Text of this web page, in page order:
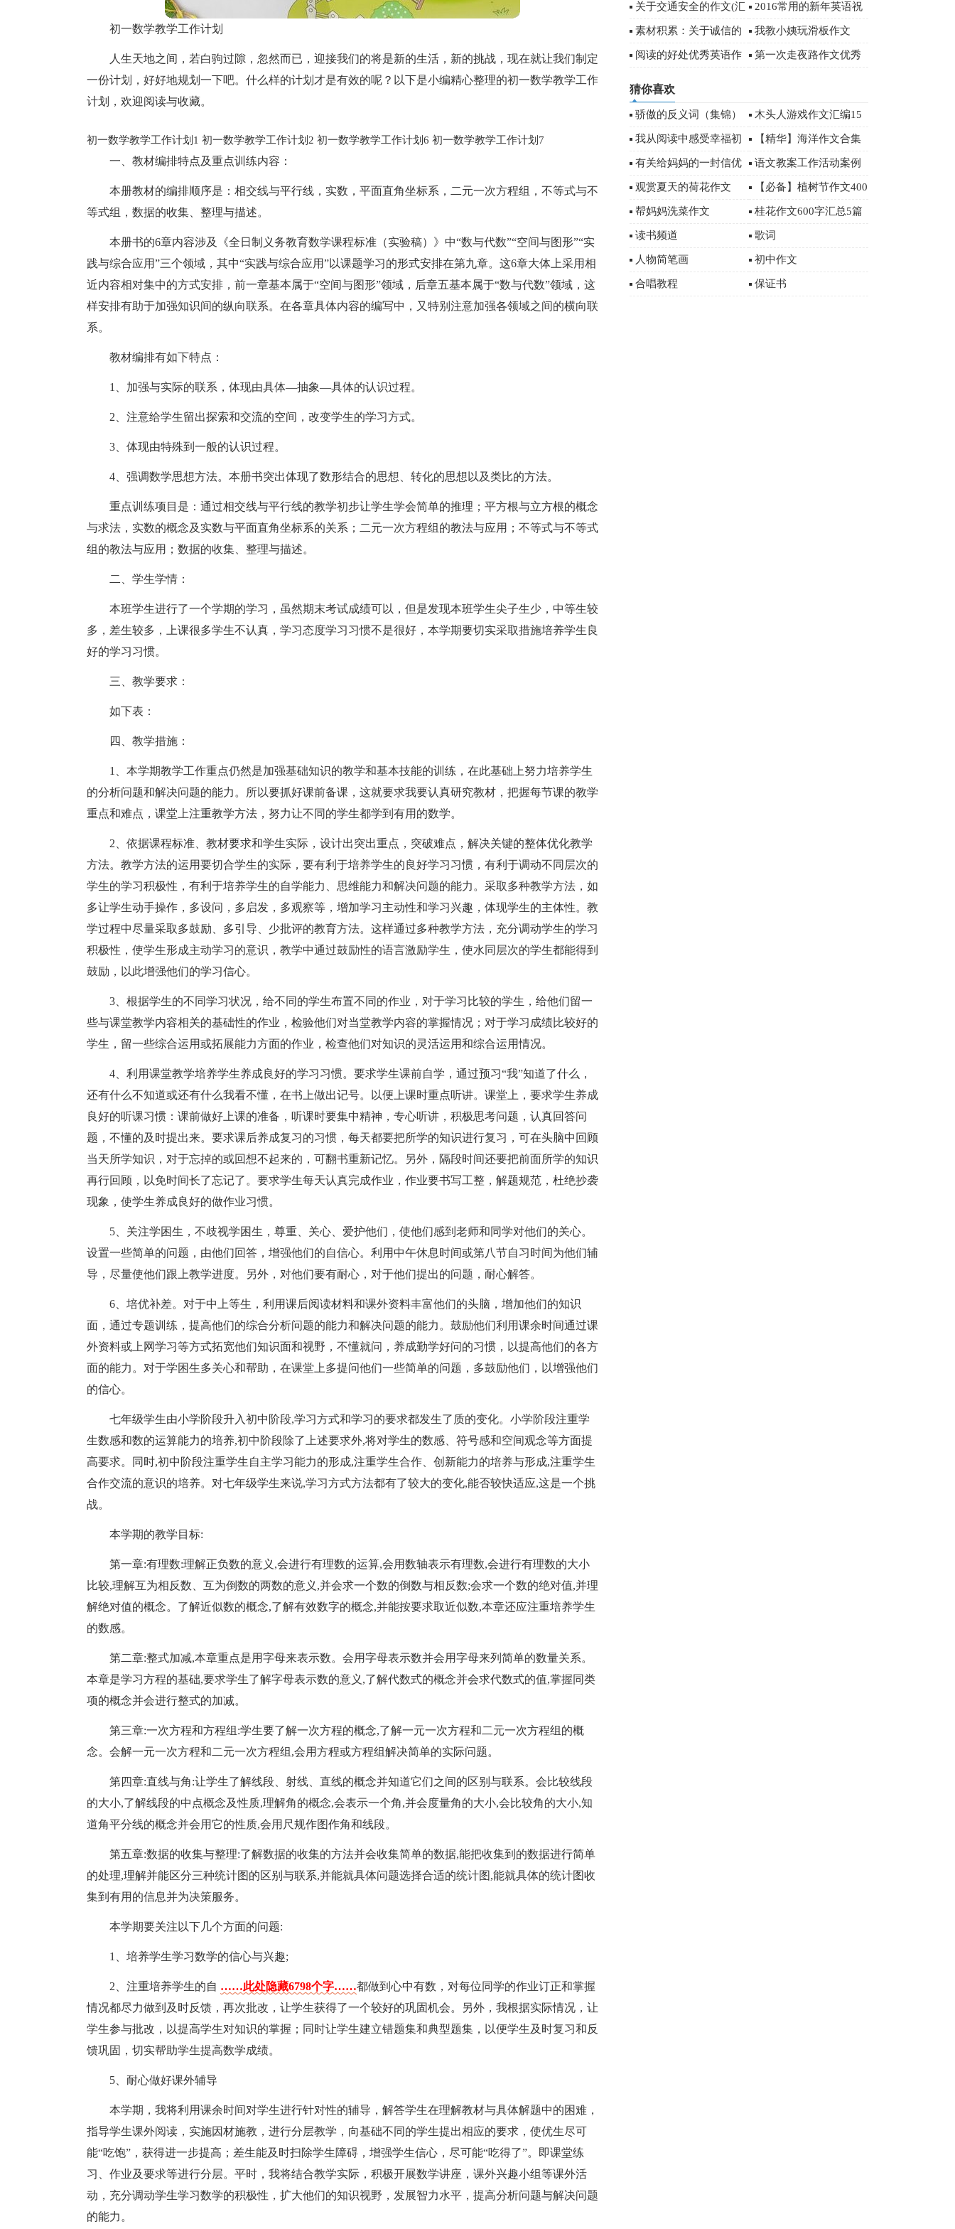
初一数学教学工作计划
人生天地之间，若白驹过隙，忽然而已，迎接我们的将是新的生活，新的挑战，现在就让我们制定
一份计划，好好地规划一下吧。什么样的计划才是有效的呢？以下是小编精心整理的初一数学教学工作
计划，欢迎阅读与收藏。
初一数学教学工作计划1
一、教材编排特点及重点训练内容：
本册教材的编排顺序是：相交线与平行线，实数，平面直角坐标系，二元一次方程组，不等式与不
等式组，数据的收集、整理与描述。
本册书的6章内容涉及《全日制义务教育数学课程标准（实验稿）》中“数与代数”“空间与图形”“实
践与综合应用”三个领域，其中“实践与综合应用”以课题学习的形式安排在第九章。这6章大体上采用相
近内容相对集中的方式安排，前一章基本属于“空间与图形”领域，后章五基本属于“数与代数”领域，这
样安排有助于加强知识间的纵向联系。在各章具体内容的编写中，又特别注意加强各领域之间的横向联
系。
教材编排有如下特点：
1、加强与实际的联系，体现由具体—抽象—具体的认识过程。
2、注意给学生留出探索和交流的空间，改变学生的学习方式。
3、体现由特殊到一般的认识过程。
4、强调数学思想方法。本册书突出体现了数形结合的思想、转化的思想以及类比的方法。
重点训练项目是：通过相交线与平行线的教学初步让学生学会简单的推理；平方根与立方根的概念
与求法，实数的概念及实数与平面直角坐标系的关系；二元一次方程组的教法与应用；不等式与不等式
组的教法与应用；数据的收集、整理与描述。
二、学生学情：
本班学生进行了一个学期的学习，虽然期末考试成绩可以，但是发现本班学生尖子生少，中等生较
多，差生较多，上课很多学生不认真，学习态度学习习惯不是很好，本学期要切实采取措施培养学生良
好的学习习惯。
三、教学要求：
如下表：
四、教学措施：
1、本学期教学工作重点仍然是加强基础知识的教学和基本技能的训练，在此基础上努力培养学生
的分析问题和解决问题的能力。所以要抓好课前备课，这就要求我要认真研究教材，把握每节课的教学
重点和难点，课堂上注重教学方法，努力让不同的学生都学到有用的数学。
2、依据课程标准、教材要求和学生实际，设计出突出重点，突破难点，解决关键的整体优化教学
方法。教学方法的运用要切合学生的实际，要有利于培养学生的良好学习习惯，有利于调动不同层次的
学生的学习积极性，有利于培养学生的自学能力、思维能力和解决问题的能力。采取多种教学方法，如
多让学生动手操作，多设问，多启发，多观察等，增加学习主动性和学习兴趣，体现学生的主体性。教
学过程中尽量采取多鼓励、多引导、少批评的教育方法。这样通过多种教学方法，充分调动学生的学习
积极性，使学生形成主动学习的意识，教学中通过鼓励性的语言激励学生，使水同层次的学生都能得到
鼓励，以此增强他们的学习信心。
3、根据学生的不同学习状况，给不同的学生布置不同的作业，对于学习比较的学生，给他们留一
些与课堂教学内容相关的基础性的作业，检验他们对当堂教学内容的掌握情况；对于学习成绩比较好的
学生，留一些综合运用或拓展能力方面的作业，检查他们对知识的灵活运用和综合运用情况。
4、利用课堂教学培养学生养成良好的学习习惯。要求学生课前自学，通过预习“我”知道了什么，
还有什么不知道或还有什么我看不懂，在书上做出记号。以便上课时重点听讲。课堂上，要求学生养成
良好的听课习惯：课前做好上课的准备，听课时要集中精神，专心听讲，积极思考问题，认真回答问
题，不懂的及时提出来。要求课后养成复习的习惯，每天都要把所学的知识进行复习，可在头脑中回顾
当天所学知识，对于忘掉的或回想不起来的，可翻书重新记忆。另外，隔段时间还要把前面所学的知识
再行回顾，以免时间长了忘记了。要求学生每天认真完成作业，作业要书写工整，解题规范，杜绝抄袭
现象，使学生养成良好的做作业习惯。
5、关注学困生，不歧视学困生，尊重、关心、爱护他们，使他们感到老师和同学对他们的关心。
设置一些简单的问题，由他们回答，增强他们的自信心。利用中午休息时间或第八节自习时间为他们辅
导，尽量使他们跟上教学进度。另外，对他们要有耐心，对于他们提出的问题，耐心解答。
6、培优补差。对于中上等生，利用课后阅读材料和课外资料丰富他们的头脑，增加他们的知识
面，通过专题训练，提高他们的综合分析问题的能力和解决问题的能力。鼓励他们利用课余时间通过课
外资料或上网学习等方式拓宽他们知识面和视野，不懂就问，养成勤学好问的习惯，以提高他们的各方
面的能力。对于学困生多关心和帮助，在课堂上多提问他们一些简单的问题，多鼓励他们，以增强他们
的信心。
初一数学教学工作计划2
七年级学生由小学阶段升入初中阶段,学习方式和学习的要求都发生了质的变化。小学阶段注重学
生数感和数的运算能力的培养,初中阶段除了上述要求外,将对学生的数感、符号感和空间观念等方面提
高要求。同时,初中阶段注重学生自主学习能力的形成,注重学生合作、创新能力的培养与形成,注重学生
合作交流的意识的培养。对七年级学生来说,学习方式方法都有了较大的变化,能否较快适应,这是一个挑
战。
本学期的教学目标:
第一章:有理数:理解正负数的意义,会进行有理数的运算,会用数轴表示有理数,会进行有理数的大小
比较,理解互为相反数、互为倒数的两数的意义,并会求一个数的倒数与相反数;会求一个数的绝对值,并理
解绝对值的概念。了解近似数的概念,了解有效数字的概念,并能按要求取近似数,本章还应注重培养学生
的数感。
第二章:整式加减,本章重点是用字母来表示数。会用字母表示数并会用字母来列简单的数量关系。
本章是学习方程的基础,要求学生了解字母表示数的意义,了解代数式的概念并会求代数式的值,掌握同类
项的概念并会进行整式的加减。
第三章:一次方程和方程组:学生要了解一次方程的概念,了解一元一次方程和二元一次方程组的概
念。会解一元一次方程和二元一次方程组,会用方程或方程组解决简单的实际问题。
第四章:直线与角:让学生了解线段、射线、直线的概念并知道它们之间的区别与联系。会比较线段
的大小,了解线段的中点概念及性质,理解角的概念,会表示一个角,并会度量角的大小,会比较角的大小,知
道角平分线的概念并会用它的性质,会用尺规作图作角和线段。
第五章:数据的收集与整理:了解数据的收集的方法并会收集简单的数据,能把收集到的数据进行简单
的处理,理解并能区分三种统计图的区别与联系,并能就具体问题选择合适的统计图,能就具体的统计图收
集到有用的信息并为决策服务。
本学期要关注以下几个方面的问题:
1、培养学生学习数学的信心与兴趣;
2、注重培养学生的自 ……此处隐藏6798个字……都做到心中有数，对每位同学的作业订正和掌握
情况都尽力做到及时反馈，再次批改，让学生获得了一个较好的巩固机会。另外，我根据实际情况，让
学生参与批改，以提高学生对知识的掌握；同时让学生建立错题集和典型题集，以便学生及时复习和反
馈巩固，切实帮助学生提高数学成绩。
5、耐心做好课外辅导
本学期，我将利用课余时间对学生进行针对性的辅导，解答学生在理解教材与具体解题中的困难，
指导学生课外阅读，实施因材施教，进行分层教学，向基础不同的学生提出相应的要求，使优生尽可
能“吃饱”，获得进一步提高；差生能及时扫除学生障碍，增强学生信心，尽可能“吃得了”。即课堂练
习、作业及要求等进行分层。平时，我将结合教学实际，积极开展数学讲座，课外兴趣小组等课外活
动，充分调动学生学习数学的积极性，扩大他们的知识视野，发展智力水平，提高分析问题与解决问题
的能力。
初一数学教学工作计划6 初一数学教学工作计划7
字
关于交通安全的作文(汇
编15篇)
2016常用的新年英语祝
福语（附中文）
素材积累：关于诚信的
经典名言
我教小姨玩滑板作文
阅读的好处优秀英语作 第一次走夜路作文优秀
猜你喜欢
骄傲的反义词（集锦） 木头人游戏作文汇编15
篇
我从阅读中感受幸福初
三作文3篇
【精华】海洋作文合集
十篇
有关给妈妈的一封信优
秀作文合集七篇
语文教案工作活动案例
观赏夏天的荷花作文 【必备】植树节作文400
字汇编5篇
帮妈妈洗菜作文 桂花作文600字汇总5篇
读书频道 歌词
人物简笔画 初中作文
合唱教程 保证书